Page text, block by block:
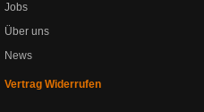
Jobs
Über uns
News
Vertrag Widerrufen